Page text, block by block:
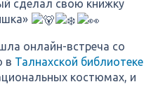
сделал свою книжку
онлайн-встреча со
в Талнахской библиотеке
костюмах, и